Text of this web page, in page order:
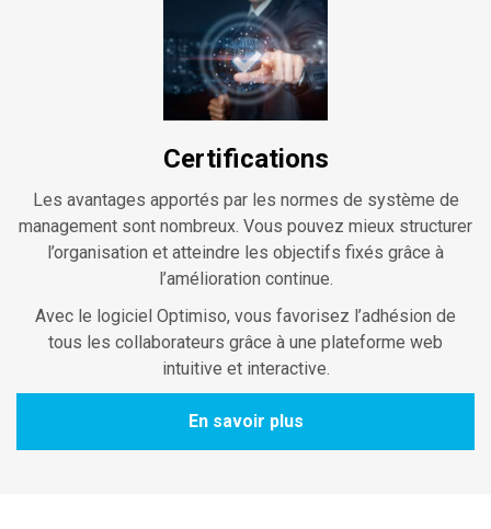
Certifications
Les avantages apportés par les normes de système de
management sont nombreux. Vous pouvez mieux structurer
l’organisation et atteindre les objectifs fixés grâce à
l’amélioration continue.
Avec le logiciel Optimiso, vous favorisez l’adhésion de
tous les collaborateurs grâce à une plateforme web
intuitive et interactive.
En savoir plus